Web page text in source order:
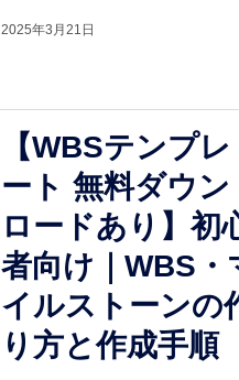
2025年3月21日
【WBSテンプレ
ート 無料ダウン
ロードあり】初心
者向け｜WBS・
イルストーンの作
り方と作成手順